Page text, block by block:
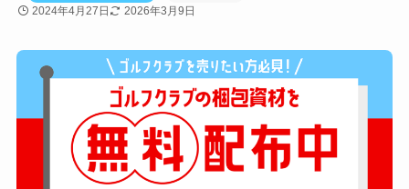
2024年4月27日 2026年3月9日